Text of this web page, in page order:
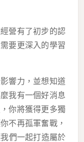
營有了初步的認
要更深入的學習
響力，並想知道
我有一個好消息
你將獲得更多獨
不再孤軍奮戰，
們一起打造屬於